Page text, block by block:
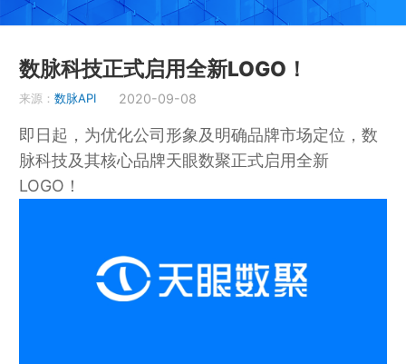
数脉科技正式启用全新LOGO！
来源： 数脉API 2020-09-08
即日起，为优化公司形象及明确品牌市场定位，数
脉科技及其核心品牌天眼数聚正式启用全新
LOGO！